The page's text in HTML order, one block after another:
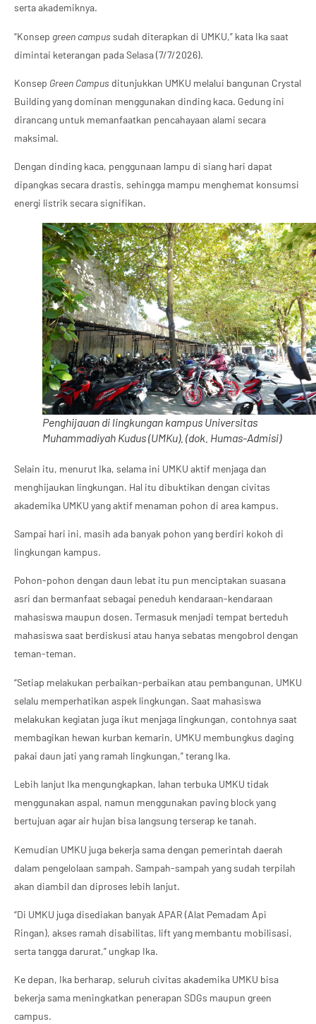
serta akademiknya.
“Konsep green campussudah diterapkan di UMKU,” kata Ika saat
dimintai keterangan pada Selasa (7/7/2026).
Konsep Green Campus ditunjukkan UMKU melalui bangunan Crystal
Building yang dominan menggunakan dinding kaca. Gedung ini
dirancang untuk memanfaatkan pencahayaan alami secara
maksimal.
Dengan dinding kaca, penggunaan lampu di siang hari dapat
dipangkas secara drastis, sehingga mampu menghemat konsumsi
energi listrik secara signifikan.
Penghijauan di lingkungan kampus Universitas
Muhammadiyah Kudus (UMKu). (dok. Humas-Admisi)
Selain itu, menurut Ika, selama ini UMKU aktif menjaga dan
menghijaukan lingkungan. Hal itu dibuktikan dengan civitas
akademika UMKU yang aktif menaman pohon di area kampus.
Sampai hari ini, masih ada banyak pohon yang berdiri kokoh di
lingkungan kampus.
Pohon-pohon dengan daun lebat itu pun menciptakan suasana
asri dan bermanfaat sebagai peneduh kendaraan-kendaraan
mahasiswa maupun dosen. Termasuk menjadi tempat berteduh
mahasiswa saat berdiskusi atau hanya sebatas mengobrol dengan
teman-teman.
“Setiap melakukan perbaikan-perbaikan atau pembangunan, UMKU
selalu memperhatikan aspek lingkungan. Saat mahasiswa
melakukan kegiatan juga ikut menjaga lingkungan, contohnya saat
membagikan hewan kurban kemarin, UMKU membungkus daging
pakai daun jati yang ramah lingkungan,” terang Ika.
Lebih lanjut Ika mengungkapkan, lahan terbuka UMKU tidak
menggunakan aspal, namun menggunakan paving block yang
bertujuan agar air hujan bisa langsung terserap ke tanah.
Kemudian UMKU juga bekerja sama dengan pemerintah daerah
dalam pengelolaan sampah. Sampah-sampah yang sudah terpilah
akan diambil dan diproses lebih lanjut.
“Di UMKU juga disediakan banyak APAR (Alat Pemadam Api
Ringan), akses ramah disabilitas, lift yang membantu mobilisasi,
serta tangga darurat,” ungkap Ika.
Ke depan, Ika berharap, seluruh civitas akademika UMKU bisa
bekerja sama meningkatkan penerapan SDGs maupun green
campus.